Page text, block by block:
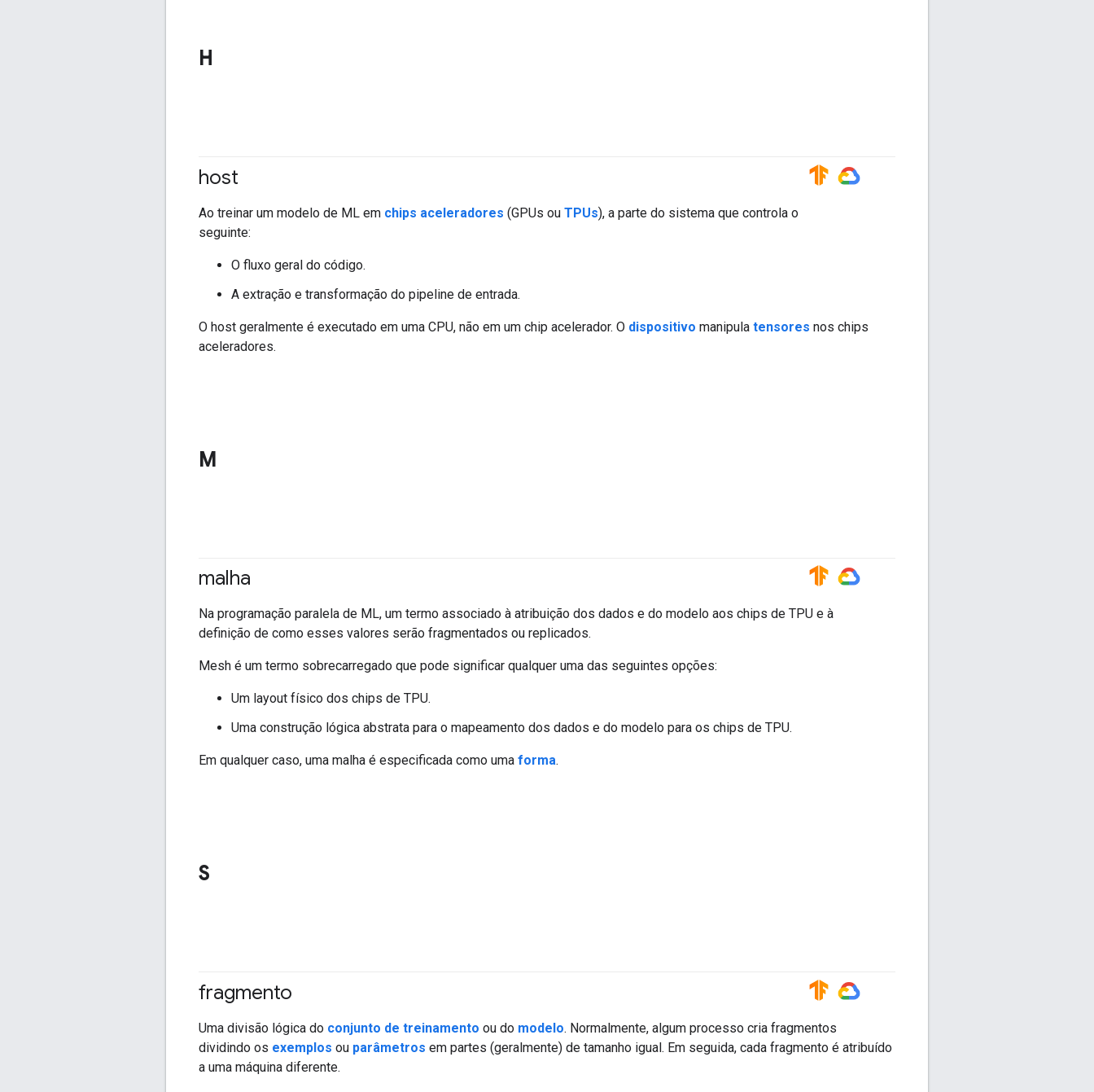
H
host #TensorFlow #GoogleCloud
Ao treinar um modelo de ML em chips aceleradores (GPUs ou TPUs), a parte do sistema que controla o
seguinte:
O fluxo geral do código.
A extração e transformação do pipeline de entrada.
O host geralmente é executado em uma CPU, não em um chip acelerador. O dispositivo manipula tensores nos chips
aceleradores.
M
malha #TensorFlow #GoogleCloud
Na programação paralela de ML, um termo associado à atribuição dos dados e do modelo aos chips de TPU e à
definição de como esses valores serão fragmentados ou replicados.
Mesh é um termo sobrecarregado que pode significar qualquer uma das seguintes opções:
Um layout físico dos chips de TPU.
Uma construção lógica abstrata para o mapeamento dos dados e do modelo para os chips de TPU.
Em qualquer caso, uma malha é especificada como uma forma.
S
fragmento #TensorFlow #GoogleCloud
Uma divisão lógica do conjunto de treinamento ou do modelo. Normalmente, algum processo cria fragmentos
dividindo os exemplos ou parâmetros em partes (geralmente) de tamanho igual. Em seguida, cada fragmento é atribuído
a uma máquina diferente.